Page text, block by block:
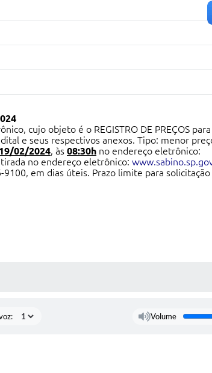
cujo objeto é o REGISTRO DE PREÇOS
e seus respectivos anexos. Tipo: menor
19/02/2024, às 08:30h no endereço eletrônico:
no endereço eletrônico:
em dias úteis. Prazo limite para solicitação
Volume